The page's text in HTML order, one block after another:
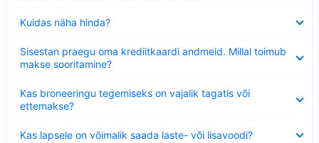
Kuidas näha hinda?
Sisestan praegu oma krediitkaardi andmeid. Millal toimub
makse sooritamine?
Kas broneeringu tegemiseks on vajalik tagatis või
ettemakse?
Kas lapsele on võimalik saada laste- või lisavoodi?